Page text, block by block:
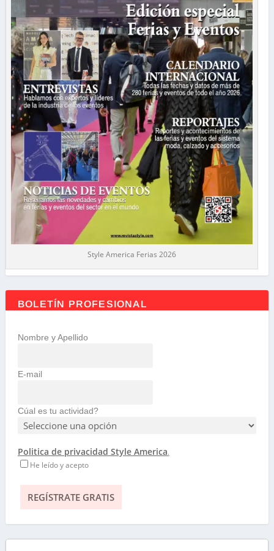
Style America Ferias 2026
BOLETÍN PROFESIONAL
Nombre y Apellido
E-mail
Cúal es tu actividad?
Politica de privacidad Style America.
He leído y acepto